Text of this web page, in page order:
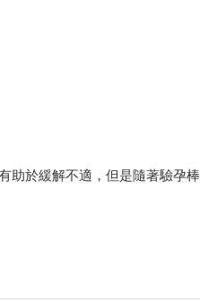
助於緩解不適，但是隨著驗孕棒